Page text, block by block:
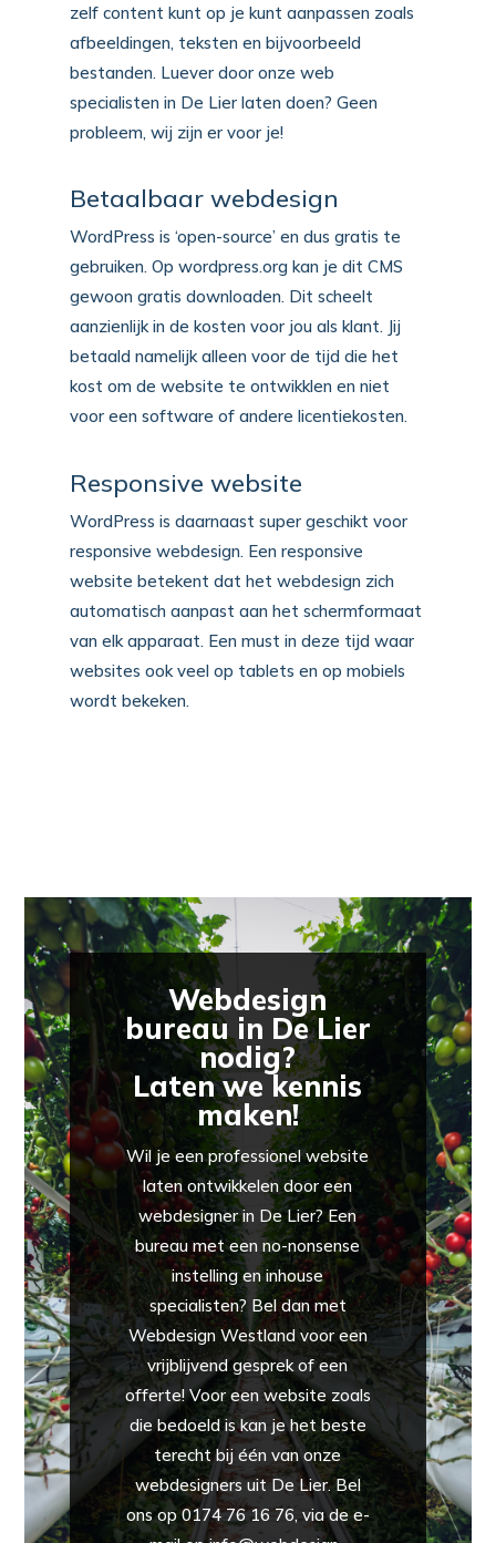
zelf content kunt op je kunt aanpassen zoals
afbeeldingen, teksten en bijvoorbeeld
bestanden. Luever door onze web
specialisten in De Lier laten doen? Geen
probleem, wij zijn er voor je!
Betaalbaar webdesign
WordPress is ‘open-source’ en dus gratis te
gebruiken. Op wordpress.org kan je dit CMS
gewoon gratis downloaden. Dit scheelt
aanzienlijk in de kosten voor jou als klant. Jij
betaald namelijk alleen voor de tijd die het
kost om de website te ontwikklen en niet
voor een software of andere licentiekosten.
Responsive website
WordPress is daarnaast super geschikt voor
responsive webdesign. Een responsive
website betekent dat het webdesign zich
automatisch aanpast aan het schermformaat
van elk apparaat. Een must in deze tijd waar
websites ook veel op tablets en op mobiels
wordt bekeken.
Webdesign
bureau in De Lier
nodig?
Laten we kennis
maken!
Wil je een professionel website
laten ontwikkelen door een
webdesigner in De Lier? Een
bureau met een no-nonsense
instelling en inhouse
specialisten? Bel dan met
Webdesign Westland voor een
vrijblijvend gesprek of een
offerte! Voor een website zoals
die bedoeld is kan je het beste
terecht bij één van onze
webdesigners uit De Lier. Bel
ons op 0174 76 16 76, via de e-